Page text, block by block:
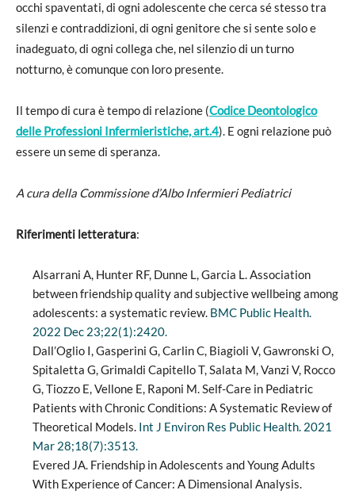
occhi spaventati, di ogni adolescente che cerca sé stesso tra
silenzi e contraddizioni, di ogni genitore che si sente solo e
inadeguato, di ogni collega che, nel silenzio di un turno
notturno, è comunque con loro presente.
Il tempo di cura è tempo di relazione (Codice Deontologico
delle Professioni Infermieristiche, art.4). E ogni relazione può
essere un seme di speranza.
A cura della Commissione d’Albo Infermieri Pediatrici
Riferimenti letteratura:
Alsarrani A, Hunter RF, Dunne L, Garcia L. Association
between friendship quality and subjective wellbeing among
adolescents: a systematic review. BMC Public Health.
2022 Dec 23;22(1):2420.
Dall’Oglio I, Gasperini G, Carlin C, Biagioli V, Gawronski O,
Spitaletta G, Grimaldi Capitello T, Salata M, Vanzi V, Rocco
G, Tiozzo E, Vellone E, Raponi M. Self-Care in Pediatric
Patients with Chronic Conditions: A Systematic Review of
Theoretical Models. Int J Environ Res Public Health. 2021
Mar 28;18(7):3513.
Evered JA. Friendship in Adolescents and Young Adults
With Experience of Cancer: A Dimensional Analysis.